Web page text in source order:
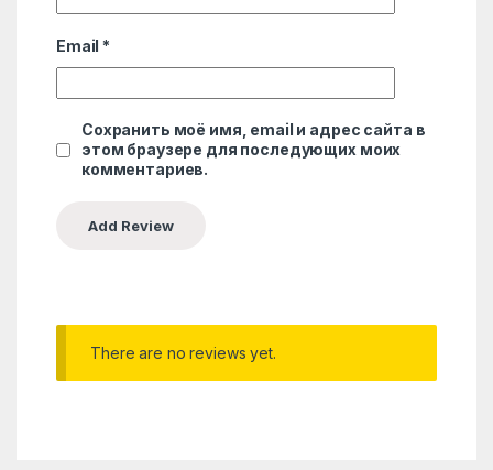
Email *
Сохранить моё имя, email и адрес сайта в
этом браузере для последующих моих
комментариев.
There are no reviews yet.